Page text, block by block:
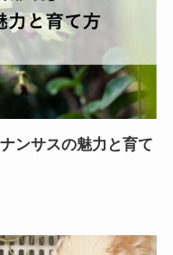
ンサスの魅力と育て